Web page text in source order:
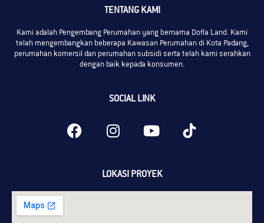
TENTANG KAMI
Kami adalah Pengembang Perumahan yang bernama Dofla Land. Kami
telah mengembangkan beberapa Kawasan Perumahan di Kota Padang,
perumahan komersil dan perumahan subsidi serta telah kami serahkan
dengan baik kepada konsumen.
SOCIAL LINK
LOKASI PROYEK